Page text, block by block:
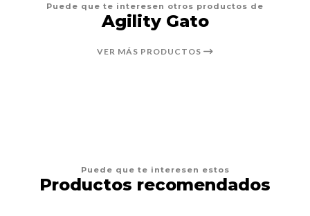
Puede que te interesen otros productos de
Agility Gato
VER MÁS PRODUCTOS
Puede que te interesen estos
Productos recomendados